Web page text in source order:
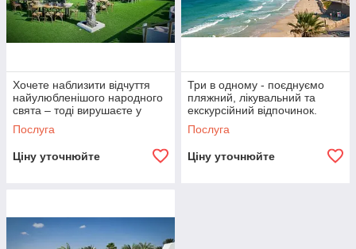
Хочете наблизити відчуття
найулюбленішого народного
свята – тоді вирушаєте у
вересні до Ізраїлю
Послуга
Ціну уточнюйте
Три в одному - поєднуємо
пляжний, лікувальний та
екскурсійний відпочинок.
Тури до Ізраїлю у жовтні
Послуга
Ціну уточнюйте